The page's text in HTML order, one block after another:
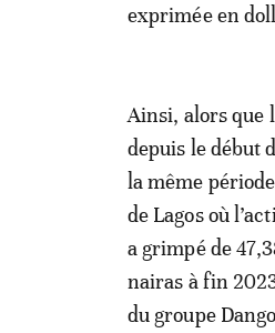
exprimée en
Ainsi, alors que
depuis le début
la même
de Lagos où
a grimpé de
nairas à fin
du groupe